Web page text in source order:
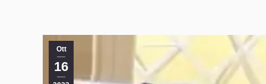
Ott
16